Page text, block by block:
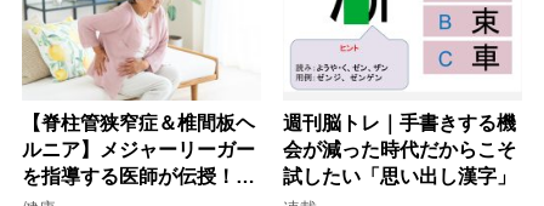
【脊柱管狭窄症＆椎間板ヘ
ルニア】メジャーリーガー
を指導する医師が伝授！腰
週刊脳トレ｜手書きする機
会が減った時代だからこそ
試したい「思い出し漢字」